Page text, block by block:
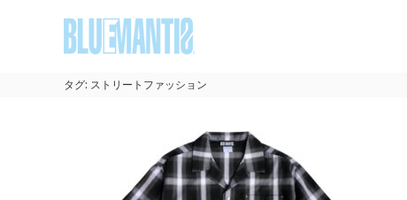
BLUEMANTIS
タグ: ストリートファッション